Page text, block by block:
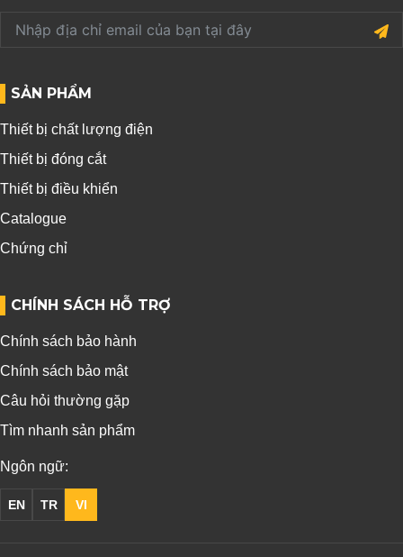
SẢN PHẨM
Thiết bị chất lượng điện
Thiết bị đóng cắt
Thiết bị điều khiển
Catalogue
Chứng chỉ
CHÍNH SÁCH HỖ TRỢ
Chính sách bảo hành
Chính sách bảo mật
Câu hỏi thường gặp
Tìm nhanh sản phẩm
Ngôn ngữ:
TR VI
EN